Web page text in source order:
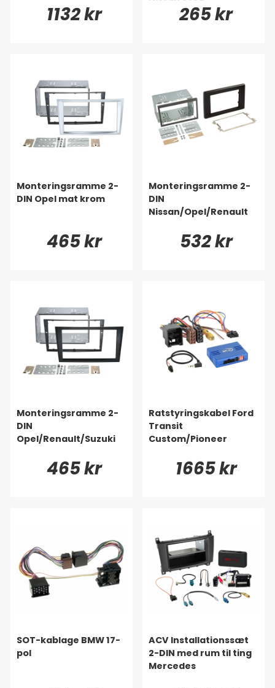
1132 kr 265 kr
Monteringsramme 2-
DIN Opel mat krom
465 kr
Monteringsramme 2-
DIN
Nissan/Opel/Renault
532 kr
Monteringsramme 2-
DIN
Opel/Renault/Suzuki
465 kr
Ratstyringskabel Ford
Transit
Custom/Pioneer
1665 kr
SOT-kablage BMW 17-
pol
ACV Installationssæt
2-DIN med rum til ting
Mercedes